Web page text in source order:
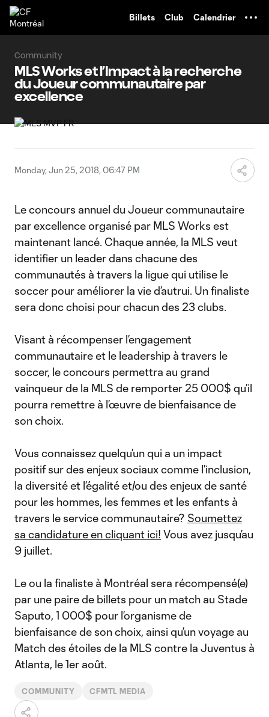
Billets Club Calendrier
Community
MLS Works et l’Impact à la recherche
du Joueur communautaire par
excellence
Monday, Jun 25, 2018, 06:47 PM
Le concours annuel du Joueur communautaire
par excellence organisé par MLS Works est
maintenant lancé. Chaque année, la MLS veut
identifier un leader dans chacune des
communautés à travers la ligue qui utilise le
soccer pour améliorer la vie d’autrui. Un finaliste
sera donc choisi pour chacun des 23 clubs.
Visant à récompenser l’engagement
communautaire et le leadership à travers le
soccer, le concours permettra au grand
vainqueur de la MLS de remporter 25 000$ qu’il
pourra remettre à l’œuvre de bienfaisance de
son choix.
Vous connaissez quelqu’un qui a un impact
positif sur des enjeux sociaux comme l’inclusion,
la diversité et l’égalité et/ou des enjeux de santé
pour les hommes, les femmes et les enfants à
travers le service communautaire? Soumettez
sa candidature en cliquant ici! Vous avez jusqu’au
9 juillet.
Le ou la finaliste à Montréal sera récompensé(e)
par une paire de billets pour un match au Stade
Saputo, 1 000$ pour l’organisme de
bienfaisance de son choix, ainsi qu’un voyage au
Match des étoiles de la MLS contre la Juventus à
Atlanta, le 1er août.
COMMUNITY CFMTL MEDIA